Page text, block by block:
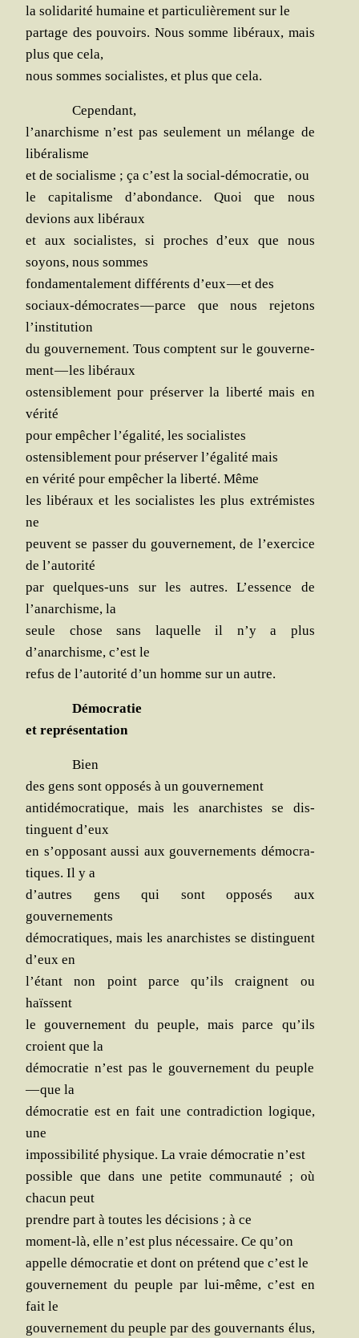
la soli­da­ri­té humaine et par­ti­cu­liè­re­ment sur le
par­tage des pou­voirs. Nous somme libé­raux, mais
plus que cela,
nous sommes socia­listes, et plus que cela.
Cepen­dant,
l’anarchisme n’est pas seule­ment un mélange de
libéralisme
et de socia­lisme ; ça c’est la social-démo­cra­tie, ou
le capi­ta­lisme d’abondance. Quoi que nous
devions aux libéraux
et aux socia­listes, si proches d’eux que nous
soyons, nous sommes
fon­da­men­ta­le­ment dif­fé­rents d’eux — et des
sociaux-démo­crates — parce que nous reje­tons
l’institution
du gou­ver­ne­ment. Tous comptent sur le gou­ver­ne­
ment — les libéraux
osten­si­ble­ment pour pré­ser­ver la liber­té mais en
vérité
pour empê­cher l’égalité, les socialistes
osten­si­ble­ment pour pré­ser­ver l’égalité mais
en véri­té pour empê­cher la liber­té. Même
les libé­raux et les socia­listes les plus extré­mistes
ne
peuvent se pas­ser du gou­ver­ne­ment, de l’exercice
de l’autorité
par quelques-uns sur les autres. L’essence de
l’anarchisme, la
seule chose sans laquelle il n’y a plus
d’anarchisme, c’est le
refus de l’autorité d’un homme sur un autre.
Démo­cra­tie
et représentation
Bien
des gens sont oppo­sés à un gouvernement
anti­dé­mo­cra­tique, mais les anar­chistes se dis­
tinguent d’eux
en s’opposant aus­si aux gou­ver­ne­ments démo­cra­
tiques. Il y a
d’autres gens qui sont oppo­sés aux
gouvernements
démo­cra­tiques, mais les anar­chistes se dis­tinguent
d’eux en
l’étant non point parce qu’ils craignent ou
haïssent
le gou­ver­ne­ment du peuple, mais parce qu’ils
croient que la
démo­cra­tie n’est pas le gou­ver­ne­ment du peuple
— que la
démo­cra­tie est en fait une contra­dic­tion logique,
une
impos­si­bi­li­té phy­sique. La vraie démo­cra­tie n’est
pos­sible que dans une petite com­mu­nau­té ; où
cha­cun peut
prendre part à toutes les déci­sions ; à ce
moment-là, elle n’est plus néces­saire. Ce qu’on
appelle démo­cra­tie et dont on pré­tend que c’est le
gou­ver­ne­ment du peuple par lui-même, c’est en
fait le
gou­ver­ne­ment du peuple par des gou­ver­nants élus,